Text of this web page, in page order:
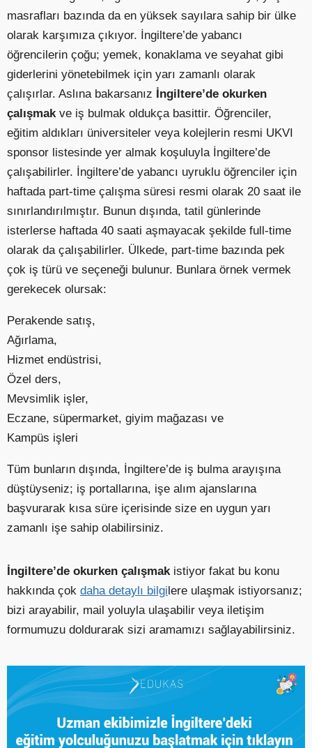
masrafları bazında da en yüksek sayılara sahip bir ülke
olarak karşımıza çıkıyor. İngiltere’de yabancı
öğrencilerin çoğu; yemek, konaklama ve seyahat gibi
giderlerini yönetebilmek için yarı zamanlı olarak
çalışırlar. Aslına bakarsanız İngiltere’de okurken
çalışmak ve iş bulmak oldukça basittir. Öğrenciler,
eğitim aldıkları üniversiteler veya kolejlerin resmi UKVI
sponsor listesinde yer almak koşuluyla İngiltere’de
çalışabilirler. İngiltere’de yabancı uyruklu öğrenciler için
haftada part-time çalışma süresi resmi olarak 20 saat ile
sınırlandırılmıştır. Bunun dışında, tatil günlerinde
isterlerse haftada 40 saati aşmayacak şekilde full-time
olarak da çalışabilirler. Ülkede, part-time bazında pek
çok iş türü ve seçeneği bulunur. Bunlara örnek vermek
gerekecek olursak:
Perakende satış,
Ağırlama,
Hizmet endüstrisi,
Özel ders,
Mevsimlik işler,
Eczane, süpermarket, giyim mağazası ve
Kampüs işleri
Tüm bunların dışında, İngiltere’de iş bulma arayışına
düştüyseniz; iş portallarına, işe alım ajanslarına
başvurarak kısa süre içerisinde size en uygun yarı
zamanlı işe sahip olabilirsiniz.
İngiltere’de okurken çalışmak istiyor fakat bu konu
hakkında çok daha detaylı bilgilere ulaşmak istiyorsanız;
bizi arayabilir, mail yoluyla ulaşabilir veya iletişim
formumuzu doldurarak sizi aramamızı sağlayabilirsiniz.